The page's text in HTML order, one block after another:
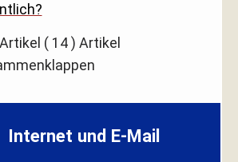
( 14 ) Artikel
Internet und E-Mail